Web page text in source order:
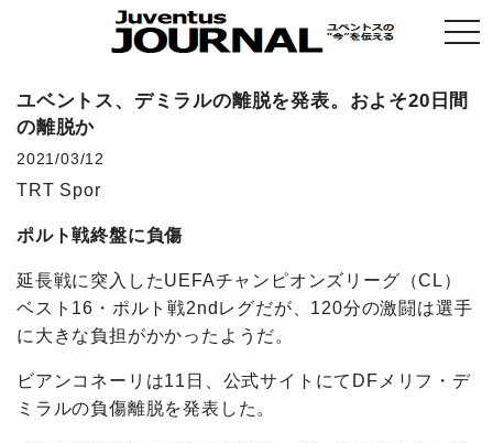
ユベントス、デミラルの離脱を発表。およそ20日間
の離脱か
2021/03/12
TRT Spor
ポルト戦終盤に負傷
延長戦に突入したUEFAチャンピオンズリーグ（CL）
ベスト16・ポルト戦2ndレグだが、120分の激闘は選手
に大きな負担がかかったようだ。
ビアンコネーリは11日、公式サイトにてDFメリフ・デ
ミラルの負傷離脱を発表した。